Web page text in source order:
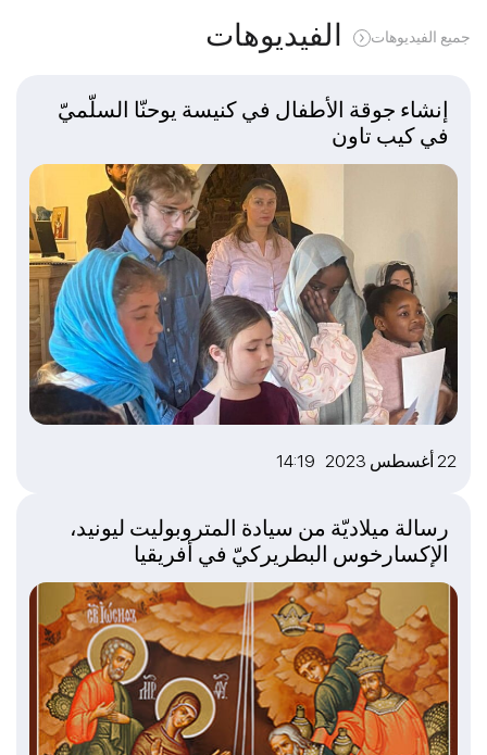
الفيديوهات جميع الفيديوهات
22 أغسطس 2023 14:19
إنشاء جوقة الأطفال في كنيسة يوحنّا السلّميّ
في كيب تاون
رسالة ميلاديّة من سيادة المتروبوليت ليونيد،
الإكسارخوس البطريركيّ في أفريقيا